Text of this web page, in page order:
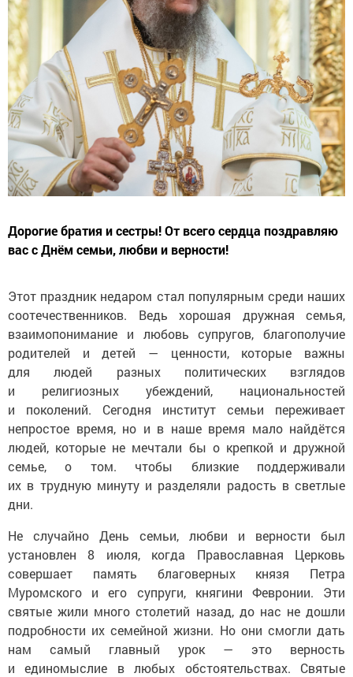
Дорогие братия и сестры! От всего сердца поздравляю
вас с Днём семьи, любви и верности!
Этот праздник недаром стал популярным среди наших
соотечественников. Ведь хорошая дружная семья,
взаимопонимание и любовь супругов, благополучие
родителей и детей — ценности, которые важны
для людей разных политических взглядов
и религиозных убеждений, национальностей
и поколений. Сегодня институт семьи переживает
непростое время, но и в наше время мало найдётся
людей, которые не мечтали бы о крепкой и дружной
семье, о том. чтобы близкие поддерживали
их в трудную минуту и разделяли радость в светлые
дни.
Не случайно День семьи, любви и верности был
установлен 8 июля, когда Православная Церковь
совершает память благоверных князя Петра
Муромского и его супруги, княгини Февронии. Эти
святые жили много столетий назад, до нас не дошли
подробности их семейной жизни. Но они смогли дать
нам самый главный урок — это верность
и единомыслие в любых обстоятельствах. Святые